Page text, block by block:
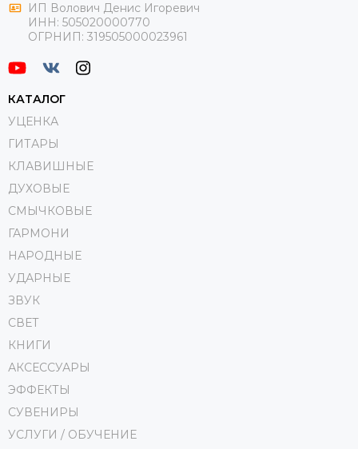
ИП Волович Денис Игоревич
ИНН: 505020000770
ОГРНИП: 319505000023961
КАТАЛОГ
УЦЕНКА
ГИТАРЫ
КЛАВИШНЫЕ
ДУХОВЫЕ
СМЫЧКОВЫЕ
ГАРМОНИ
НАРОДНЫЕ
УДАРНЫЕ
ЗВУК
СВЕТ
КНИГИ
АКСЕССУАРЫ
ЭФФЕКТЫ
СУВЕНИРЫ
УСЛУГИ / ОБУЧЕНИЕ